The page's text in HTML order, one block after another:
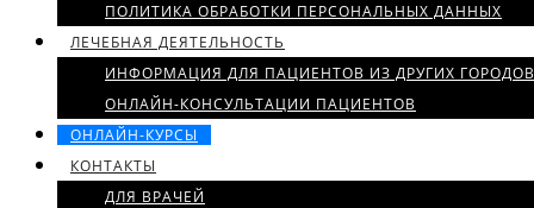
ПОЛИТИКА ОБРАБОТКИ ПЕРСОНАЛЬНЫХ ДАННЫХ
ЛЕЧЕБНАЯ ДЕЯТЕЛЬНОСТЬ
ИНФОРМАЦИЯ ДЛЯ ПАЦИЕНТОВ ИЗ ДРУГИХ ГОРОДОВ
ОНЛАЙН-КОНСУЛЬТАЦИИ ПАЦИЕНТОВ
ОНЛАЙН-КУРСЫ
КОНТАКТЫ
ДЛЯ ВРАЧЕЙ